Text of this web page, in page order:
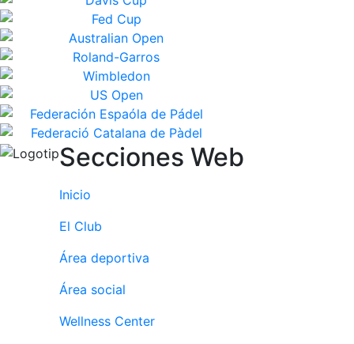
Secciones Web
Inicio
El Club
Área deportiva
Área social
Wellness Center